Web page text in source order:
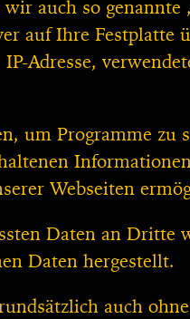
auch so genannte
auf Ihre
Adresse,
um Programme zu
Webseiten
Daten an Dritte
Daten hergestellt.
auch